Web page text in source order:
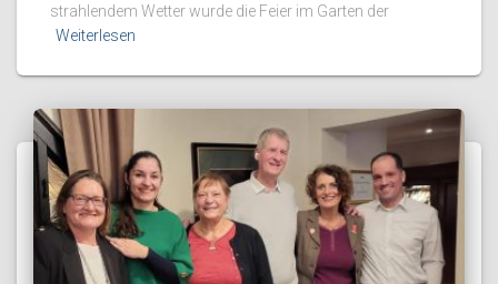
strahlendem Wetter wurde die Feier im Garten der
Weiterlesen